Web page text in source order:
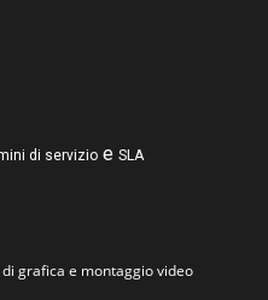
di servizio e SLA
grafica e montaggio video